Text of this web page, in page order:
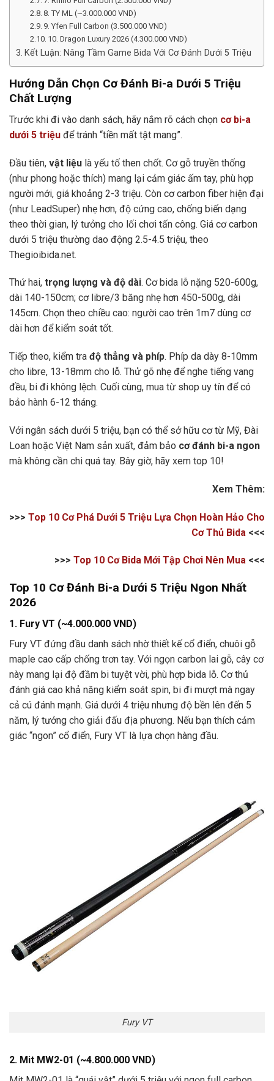
8. TY ML (~3.000.000 VND)
9. Yfen Full Carbon (3.500.000 VND)
10. Dragon Luxury 2026 (4.300.000 VND)
Kết Luận: Nâng Tầm Game Bida Với Cơ Đánh Dưới 5 Triệu
Hướng Dẫn Chọn Cơ Đánh Bi-a Dưới 5 Triệu
Chất Lượng
Trước khi đi vào danh sách, hãy nắm rõ cách chọn cơ bi-a
dưới 5 triệu để tránh “tiền mất tật mang”.
Đầu tiên, vật liệu là yếu tố then chốt. Cơ gỗ truyền thống
(như phong hoặc thích) mang lại cảm giác ấm tay, phù hợp
người mới, giá khoảng 2-3 triệu. Còn cơ carbon fiber hiện đại
(như LeadSuper) nhẹ hơn, độ cứng cao, chống biến dạng
theo thời gian, lý tưởng cho lối chơi tấn công. Giá cơ carbon
dưới 5 triệu thường dao động 2.5-4.5 triệu, theo
Thegioibida.net.
Thứ hai, trọng lượng và độ dài. Cơ bida lỗ nặng 520-600g,
dài 140-150cm; cơ libre/3 băng nhẹ hơn 450-500g, dài
145cm. Chọn theo chiều cao: người cao trên 1m7 dùng cơ
dài hơn để kiểm soát tốt.
Tiếp theo, kiểm tra độ thẳng và phíp. Phíp da dày 8-10mm
cho libre, 13-18mm cho lỗ. Thử gõ nhẹ để nghe tiếng vang
đều, bi đi không lệch. Cuối cùng, mua từ shop uy tín để có
bảo hành 6-12 tháng.
Với ngân sách dưới 5 triệu, bạn có thể sở hữu cơ từ Mỹ, Đài
Loan hoặc Việt Nam sản xuất, đảm bảo cơ đánh bi-a ngon
mà không cần chi quá tay. Bây giờ, hãy xem top 10!
Xem Thêm:
>>> Top 10 Cơ Phá Dưới 5 Triệu Lựa Chọn Hoàn Hảo Cho
Cơ Thủ Bida <<<
>>> Top 10 Cơ Bida Mới Tập Chơi Nên Mua <<<
Top 10 Cơ Đánh Bi-a Dưới 5 Triệu Ngon Nhất
2026
1. Fury VT (~4.000.000 VND)
Fury VT đứng đầu danh sách nhờ thiết kế cổ điển, chuôi gỗ
maple cao cấp chống trơn tay. Với ngọn carbon lai gỗ, cây cơ
này mang lại độ đầm bi tuyệt vời, phù hợp bida lỗ. Cơ thủ
đánh giá cao khả năng kiểm soát spin, bi đi mượt mà ngay
cả cú đánh mạnh. Giá dưới 4 triệu nhưng độ bền lên đến 5
năm, lý tưởng cho giải đấu địa phương. Nếu bạn thích cảm
giác “ngon” cổ điển, Fury VT là lựa chọn hàng đầu.
Fury VT
2. Mit MW2-01 (~4.800.000 VND)